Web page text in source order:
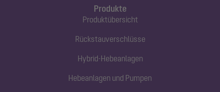
Produkte
Produktübersicht
Rückstauverschlüsse
Hybrid-Hebeanlagen
Hebeanlagen und Pumpen